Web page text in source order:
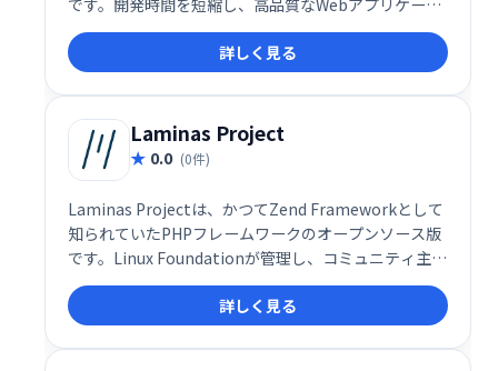
です。開発時間を短縮し、高品質なWebアプリケーシ
ョンを迅速に構築できます。 複雑なプロジェクトにも
対応可能なパワフルなツールとして、多くの開発者に
選ばれています。
詳しく見る
Laminas Project
0.0 (0件)
Laminas Projectは、かつてZend Frameworkとして
知られていたPHPフレームワークのオープンソース版
です。Linux Foundationが管理し、コミュニティ主導
で開発が進められています。堅牢で柔軟なアーキテク
チャを備え、大規模なWebアプリケーション開発に最
適です。 長年の実績と豊富なコミュニティサポートに
より、信頼性の高い開発基盤を提供します。
詳しく見る